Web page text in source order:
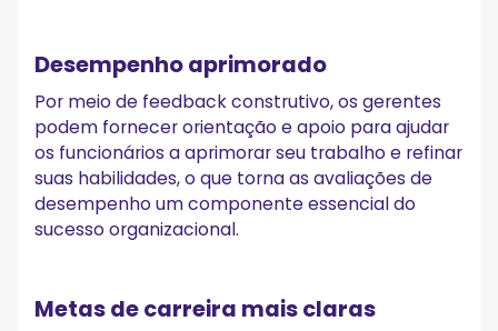
Desempenho aprimorado
Por meio de feedback construtivo, os gerentes
podem fornecer orientação e apoio para ajudar
os funcionários a aprimorar seu trabalho e refinar
suas habilidades, o que torna as avaliações de
desempenho um componente essencial do
sucesso organizacional.
Metas de carreira mais claras